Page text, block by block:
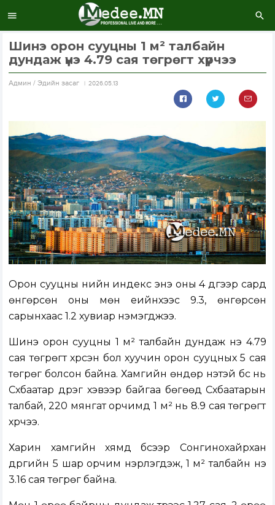
Шинэ орон сууцны 1 м² талбайн
дундаж үнэ 4.79 сая төгрөгт хүрчээ
Aдмин / Эдийн засаг 2026.05.13
Орон сууцны үнийн индекс энэ оны 4 дүгээр сард
өнгөрсөн оны мөн үеийнхээс 9.3, өнгөрсөн
сарынхаас 1.2 хувиар нэмэгджээ.
Шинэ орон сууцны 1 м² талбайн дундаж үнэ 4.79
сая төгрөгт хүрсэн бол хуучин орон сууцных 5 сая
төгрөг болсон байна. Хамгийн өндөр үнэтэй бүс нь
Сүхбаатар дүүрэг хэвээр байгаа бөгөөд Сүхбаатарын
талбай, 220 мянгат орчимд 1 м² нь 8.9 сая төгрөгт
хүрчээ.
Харин хамгийн хямд бүсээр Сонгинохайрхан
дүүргийн 5 шар орчим нэрлэгдэж, 1 м² талбайн үнэ
3.16 сая төгрөг байна.